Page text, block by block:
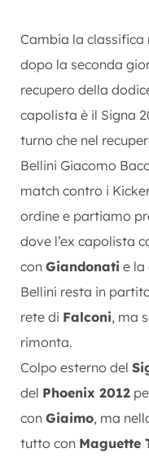
Cambia la
dopo la seconda
recupero della
capolista è il Signa
turno che nel
Bellini Giacomo
match contro i
ordine e partiamo
dove l’ex capolista
con Giandonati e la
Bellini resta in
rete di Falconi, ma
rimonta.
Colpo esterno del
del Phoenix 2012
con Giaimo, ma
tutto con Maguette